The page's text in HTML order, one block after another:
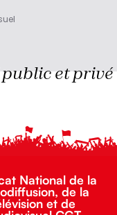
et privé
National de la
de la
et de